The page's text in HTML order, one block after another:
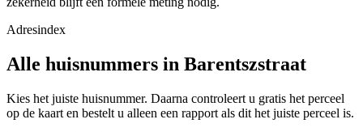
Adresindex
Alle huisnummers in Barentszstraat
Kies het juiste huisnummer. Daarna controleert u gratis het perceel
op de kaart en bestelt u alleen een rapport als dit het juiste perceel is.